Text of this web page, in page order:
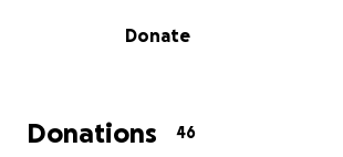
También subvenciona parcialmente
torneo, pero necesitamos también
posible. Te esperamos el día 29 de
Donate
Donations 46